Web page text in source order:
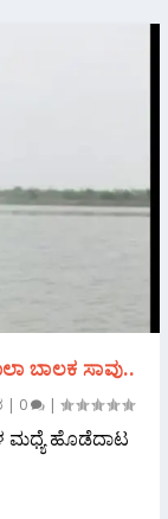
ಬಾಲಕ ಸಾವು..
| 0 |
ಮಧ್ಯೆ ಹೊಡೆದಾಟ